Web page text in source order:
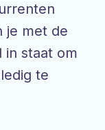
je met de
in staat om
te